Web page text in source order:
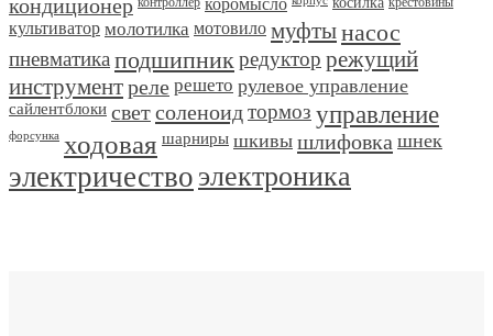
кондиционер
культиватор молотилка мотовило муфтынасос
пневматика подшипник редуктор режущий
инструментреле решето рулевое управление
сайлентблоки светсоленоидтормоз управление
форсунка ходовая шарниры шкивы шлифовка шнек
электричество электроника